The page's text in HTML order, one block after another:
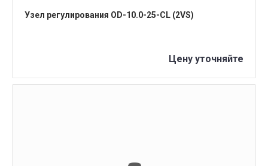
Узел регулирования OD-10.0-25-CL (2VS)
Цену уточняйте